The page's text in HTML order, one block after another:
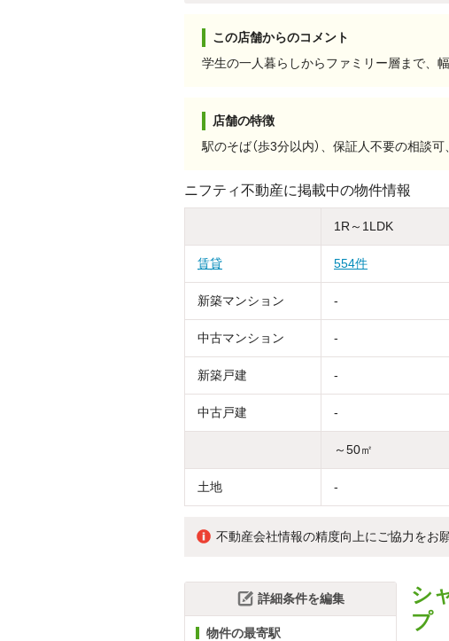
この店舗からのコメント
学生の一人暮らしからファミリー層まで、
店舗の特徴
駅のそば（歩3分以内）、保証人不要の相談
ニフティ不動産に掲載中の物件情報
1R～1LDK
賃貸 554件
新築マンション -
中古マンション -
新築戸建 -
中古戸建 -
～50㎡
土地 -
不動産会社情報の精度向上にご協力をお
シ
プ
詳細条件を編集
物件の最寄駅